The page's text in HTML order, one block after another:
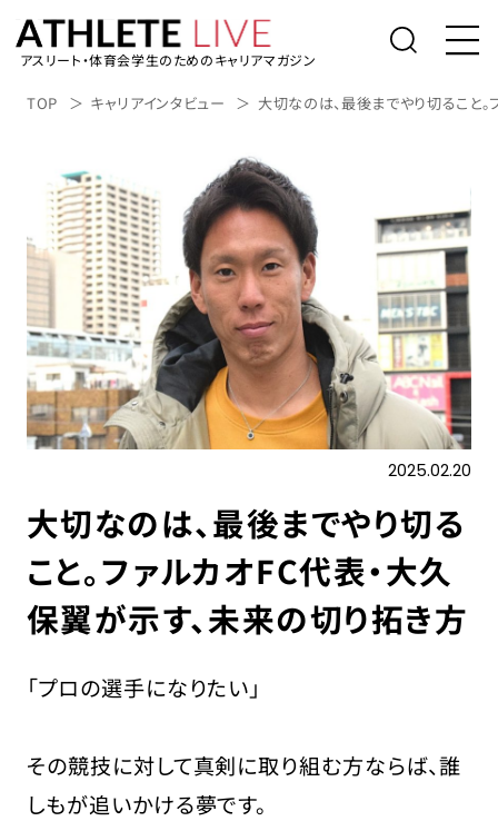
アスリート・体育会学生のためのキャリアマガジン
TOP キャリアインタビュー 大切なのは、最後までやり切ること
2025.02.20
大切なのは、最後までやり切る
こと。ファルカオFC代表・大久
保翼が示す、未来の切り拓き方
「プロの選手になりたい」
その競技に対して真剣に取り組む方ならば、誰
しもが追いかける夢です。
トップ
社会人アスリートの転職
桑田真澄の「人生の勝利投手になるため
に」
アスリートライブについて
アスリートのキャリアインタビュー
表彰台の降り方。
採用担当の方はこちら
プライバシーポリシー